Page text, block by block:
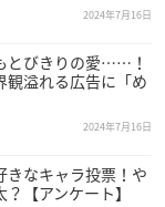
2024年7月16日
とびきりの愛……！
観溢れる広告に「め
2024年7月16日
きなキャラ投票！や
【アンケート】